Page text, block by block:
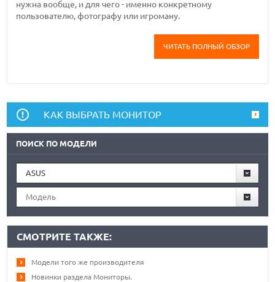
нужна вообще, и для чего - именно конкретному
пользователю, фотографу или игроману.
ЧИТАТЬ ПОЛНЫЙ ОБЗОР
КАК ВЫБРАТЬ МОНИТОР
ПОИСК ПО МОДЕЛИ
ASUS
Модель
СМОТРИТЕ ТАКЖЕ:
Модели того же производителя
Новинки раздела Мониторы.